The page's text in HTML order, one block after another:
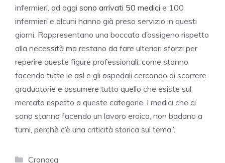
infermieri, ad oggi sono arrivati 50 medici e 100
infermieri e alcuni hanno già preso servizio in questi
giorni. Rappresentano una boccata d’ossigeno rispetto
alla necessità ma restano da fare ulteriori sforzi per
reperire queste figure professionali, come stanno
facendo tutte le asl e gli ospedali cercando di scorrere
graduatorie e assumere tutto quello che esiste sul
mercato rispetto a queste categorie. I medici che ci
sono stanno facendo un lavoro eroico, non badano a
turni, perchè c’è una criticità storica sul tema”.
Categorie
Cronaca